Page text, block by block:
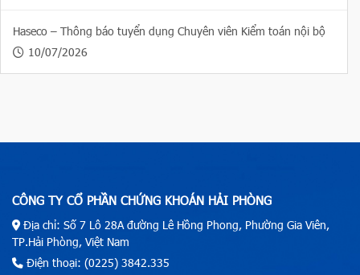
Haseco – Thông báo tuyển dụng Chuyên viên Kiểm toán nội bộ
10/07/2026
CÔNG TY CỔ PHẦN CHỨNG KHOÁN HẢI PHÒNG
Địa chỉ: Số 7 Lô 28A đường Lê Hồng Phong, Phường Gia Viên,
TP.Hải Phòng, Việt Nam
Điện thoại: (0225) 3842.335